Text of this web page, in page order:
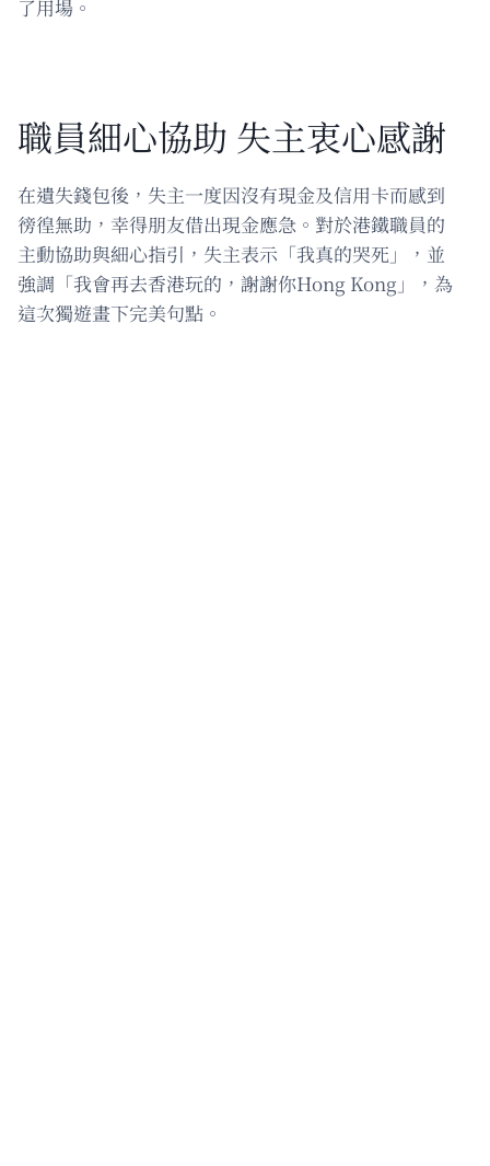
了用場。
職員細心協助 失主衷心感謝
在遺失錢包後，失主一度因沒有現金及信用卡而感到
徬徨無助，幸得朋友借出現金應急。對於港鐵職員的
主動協助與細心指引，失主表示「我真的哭死」，並
強調「我會再去香港玩的，謝謝你Hong Kong」，為
這次獨遊畫下完美句點。